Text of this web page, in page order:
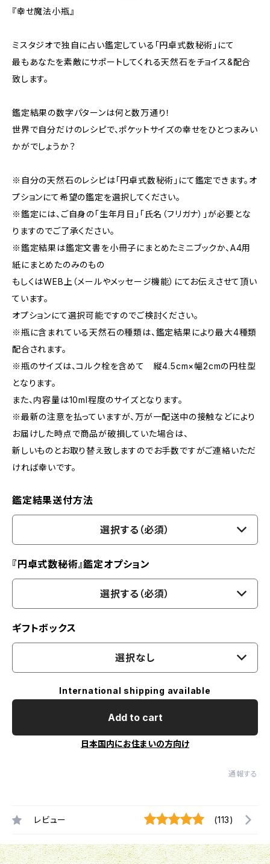
『幸せ魔法小瓶』
ミスタジオで独自に占い鑑定している「円卓式数秘術」にて
最もあなたを素敵にサポートしてくれる天然石をチョイス&配合
致します。
鑑定結果の数字パターンは何と数万通り！
世界で自分だけのレシピで、ポケットサイズの幸せをひとつまみい
かがでしょうか？
※自分の天然石のレシピは「円卓式数秘術」にて鑑定できます。オ
プションにて希望の鑑定を選択してください。
※鑑定には、ご自身の「生年月日」「氏名（フリガナ）」が必要とな
りますのでご了承ください。
※鑑定結果は鑑定文書を小冊子にまとめたミニブックか、A4用
紙にまとめたのみのもの
もしくはWEB上（メールやメッセージ機能）にてお伝えさせて頂い
ています。
オプションにて選択可能ですのでご検討ください。
※瓶に含まれている天然石の種類は、鑑定結果により最大4種類
配合されます。
※瓶のサイズは、コルク栓を含めて 縦4.5cm×幅2cmの円柱型
となります。
また、内容量は10ml程度のサイズとなります。
※最新の注意を払っていますが、万が一配送中の接触などにより
お届けした時点で商品が破損していた場合は、
新しいものとお取り替え致しますのでお手数ですがご連絡いただ
ければ幸いです。
鑑定結果送付方法
選択する（必須）
『円卓式数秘術』鑑定オプション
選択する（必須）
ギフトボックス
選択なし
International shipping available
Add to cart
日本国内にお住まいの方向け
通報する
レビュー (113)